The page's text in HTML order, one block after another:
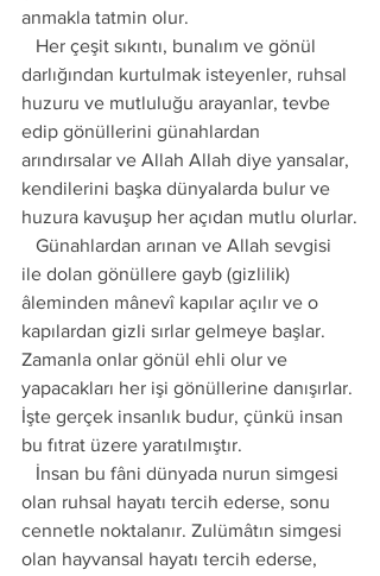
anmakla tatmin olur.
darlığından kurtulmak isteyenler, ruhsal
huzuru ve mutluluğu arayanlar, tevbe
edip gönüllerini günahlardan
arındırsalar ve Allah Allah diye yansalar,
kendilerini başka dünyalarda bulur ve
huzura kavuşup her açıdan mutlu olurlar.
ile dolan gönüllere gayb (gizlilik)
âleminden mânevî kapılar açılır ve o
kapılardan gizli sırlar gelmeye başlar.
Zamanla onlar gönül ehli olur ve
yapacakları her işi gönüllerine danışırlar.
İşte gerçek insanlık budur, çünkü insan
bu fıtrat üzere yaratılmıştır.
olan ruhsal hayatı tercih ederse, sonu
cennetle noktalanır. Zulümâtın simgesi
olan hayvansal hayatı tercih ederse,